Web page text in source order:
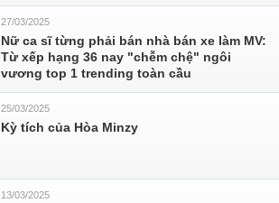
27/03/2025
Nữ ca sĩ từng phải bán nhà bán xe làm MV:
Từ xếp hạng 36 nay "chễm chệ" ngôi
vương top 1 trending toàn cầu
25/03/2025
Kỳ tích của Hòa Minzy
13/03/2025